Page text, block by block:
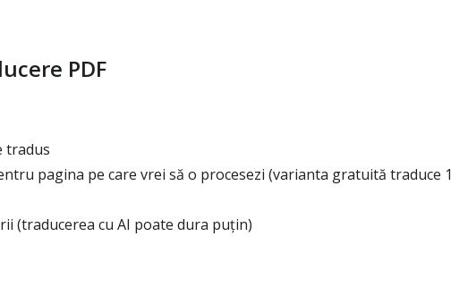
PDF
tradus
pagina pe care vrei să o procesezi (varianta gratuită traduce 1
(traducerea cu AI poate dura puțin)